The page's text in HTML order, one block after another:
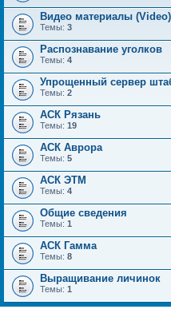
Видео материалы (Video)
Темы: 3
Распознавание уголков
Темы: 4
Упрощенный сервер
Темы: 2
АСК Рязань
Темы: 19
АСК Аврора
Темы: 5
АСК ЭТМ
Темы: 4
Общие сведения
Темы: 1
АСК Гамма
Темы: 8
Выращивание личинок
Темы: 1